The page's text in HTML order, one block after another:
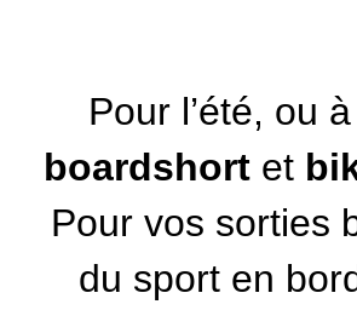
Pour l’été, ou
boardshort et
Pour vos sorties
du sport en